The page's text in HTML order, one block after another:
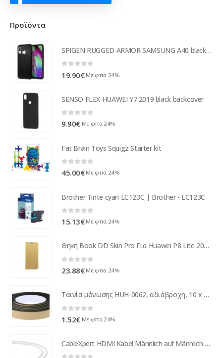
Προϊόντα
SPIGEN RUGGED ARMOR SAMSUNG A40 black backcover
19.90€ Με φπα 24%
SENSO FLEX HUAWEI Y7 2019 black backcover
0 out of 5
9.90€ Με φπα 24%
Fat Brain Toys Squigz Starter kit
0out of 5
45.00€ Με φπα 24%
Brother Tinte cyan LC123C | Brother - LC123C
0 out of 5
15.13€ Με φπα 24%
Θηκη Book DD Skin Pro Για Huawei P8 Lite 2017 / P9 Lite 2017 Χρυση
0 out of 5
23.88€ Με φπα 24%
Ταινία μόνωσης HUH-0062, αδιάβροχη, 10 x 2mm, 2m
1.52€ Με φπα 24%
CableXpert HDMI Kabel Männlich auf Männlich CC-HDMI4-W-10